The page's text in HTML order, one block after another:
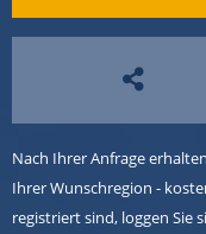
Nach Ihrer Anfrage
Ihrer Wunschregion -
registriert sind, loggen Sie